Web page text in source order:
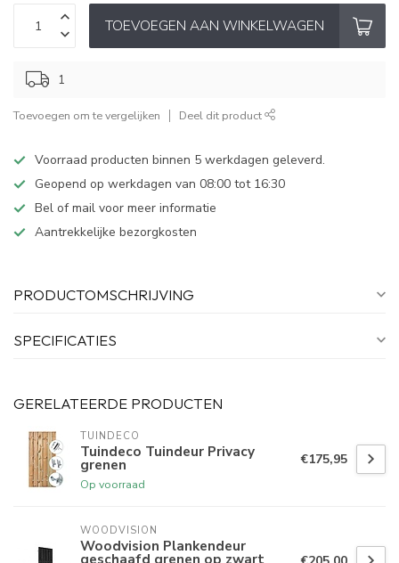
TOEVOEGEN AAN WINKELWAGEN
1
Toevoegen om te vergelijken Deel dit product
Voorraad producten binnen 5 werkdagen geleverd.
Geopend op werkdagen van 08:00 tot 16:30
Bel of mail voor meer informatie
Aantrekkelijke bezorgkosten
PRODUCTOMSCHRIJVING
SPECIFICATIES
GERELATEERDE PRODUCTEN
TUINDECO
Tuindeco Tuindeur Privacy
grenen
Op voorraad
€175,95
WOODVISION
Woodvision Plankendeur
geschaafd grenen op zwart